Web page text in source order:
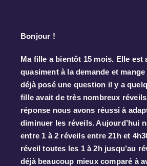
Bonjour !
Ma fille a bientôt 15 mois. Elle est
quasiment à la demande et
déjà posé une question il y a
fille avait de très nombreux
réponse nous avons réussi à
diminuer les réveils. Aujourd’hui
entre 1 à 2 réveils entre 21h et
réveil toutes les 1 à 2h jusqu’au
déjà beaucoup mieux comparé à